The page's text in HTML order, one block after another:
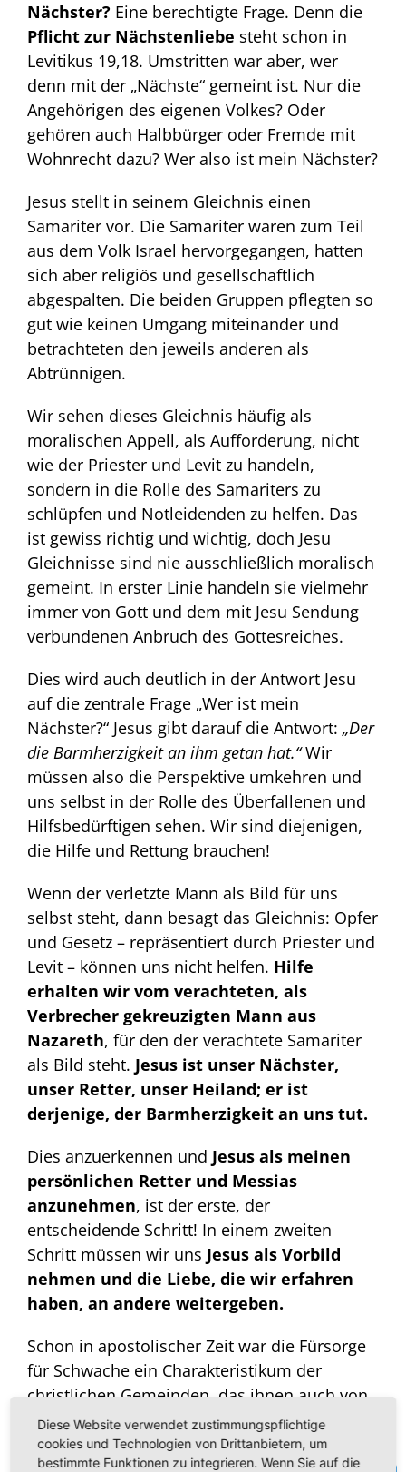
Nächster? Eine berechtigte Frage. Denn die
Pflicht zur Nächstenliebe steht schon in
Levitikus 19,18. Umstritten war aber, wer
denn mit der „Nächste“ gemeint ist. Nur die
Angehörigen des eigenen Volkes? Oder
gehören auch Halbbürger oder Fremde mit
Wohnrecht dazu? Wer also ist mein Nächster?
Jesus stellt in seinem Gleichnis einen
Samariter vor. Die Samariter waren zum Teil
aus dem Volk Israel hervorgegangen, hatten
sich aber religiös und gesellschaftlich
abgespalten. Die beiden Gruppen pflegten so
gut wie keinen Umgang miteinander und
betrachteten den jeweils anderen als
Abtrünnigen.
Wir sehen dieses Gleichnis häufig als
moralischen Appell, als Aufforderung, nicht
wie der Priester und Levit zu handeln,
sondern in die Rolle des Samariters zu
schlüpfen und Notleidenden zu helfen. Das
ist gewiss richtig und wichtig, doch Jesu
Gleichnisse sind nie ausschließlich moralisch
gemeint. In erster Linie handeln sie vielmehr
immer von Gott und dem mit Jesu Sendung
verbundenen Anbruch des Gottesreiches.
Dies wird auch deutlich in der Antwort Jesu
auf die zentrale Frage „Wer ist mein
Nächster?“ Jesus gibt darauf die Antwort: „Der
die Barmherzigkeit an ihm getan hat.“Wir
müssen also die Perspektive umkehren und
uns selbst in der Rolle des Überfallenen und
Hilfsbedürftigen sehen. Wir sind diejenigen,
die Hilfe und Rettung brauchen!
Wenn der verletzte Mann als Bild für uns
selbst steht, dann besagt das Gleichnis: Opfer
und Gesetz – repräsentiert durch Priester und
Levit – können uns nicht helfen. Hilfe
erhalten wir vom verachteten, als
Verbrecher gekreuzigten Mann aus
Nazareth, für den der verachtete Samariter
als Bild steht. Jesus ist unser Nächster,
unser Retter, unser Heiland; er ist
derjenige, der Barmherzigkeit an uns tut.
Dies anzuerkennen und Jesus als meinen
persönlichen Retter und Messias
anzunehmen, ist der erste, der
entscheidende Schritt! In einem zweiten
Schritt müssen wir uns Jesus als Vorbild
nehmen und die Liebe, die wir erfahren
haben, an andere weitergeben.
Schon in apostolischer Zeit war die Fürsorge
für Schwache ein Charakteristikum der
christlichen Gemeinden, das ihnen auch von
der heidnischen Umwelt Respekt abnötigte.
Und das Christentum hat im Laufe seiner
Diese Website verwendet zustimmungspflichtige
cookies und Technologien von Drittanbietern, um
bestimmte Funktionen zu integrieren. Wenn Sie auf die